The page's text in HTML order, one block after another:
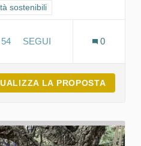
GOAL 11 - Città e comunità
sostenibili
54 54 SOSTENITORI
SEGUI
0
LA PROPOSTA